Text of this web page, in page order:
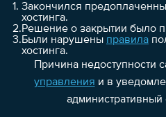
1. Закончился
хостинга.
2.Решение о закрытии было
3.Были нарушены правила
хостинга.
Причина недоступности
управления и в
административный